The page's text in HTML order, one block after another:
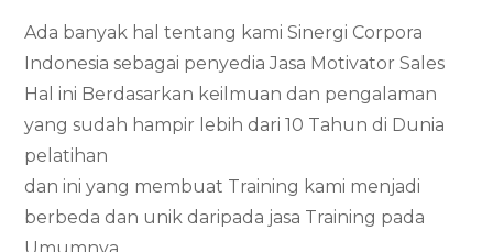
Ada banyak hal tentang kami Sinergi Corpora
Indonesia sebagai penyedia Jasa Motivator Sales
Hal ini Berdasarkan keilmuan dan pengalaman
yang sudah hampir lebih dari 10 Tahun di Dunia
pelatihan
dan ini yang membuat Training kami menjadi
berbeda dan unik daripada jasa Training pada
Umumnya.